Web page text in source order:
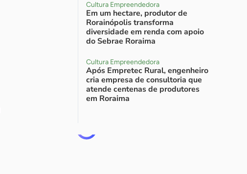
Cultura Empreendedora
Em um hectare, produtor de
Rorainópolis transforma
diversidade em renda com apoio
do Sebrae Roraima
Cultura Empreendedora
Após Empretec Rural, engenheiro
cria empresa de consultoria que
atende centenas de produtores
em Roraima